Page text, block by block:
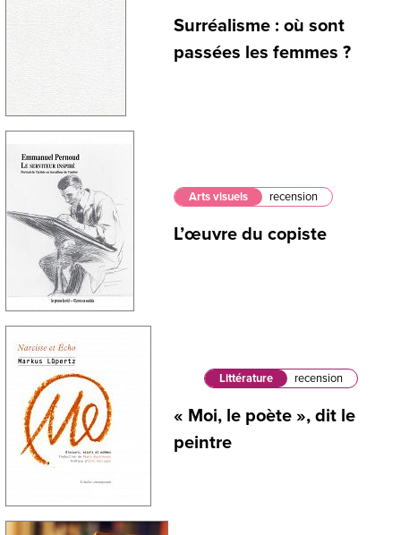
Surréalisme : où sont
passées les femmes ?
Arts visuels recension
L’œuvre du copiste
Littérature recension
« Moi, le poète », dit le
peintre